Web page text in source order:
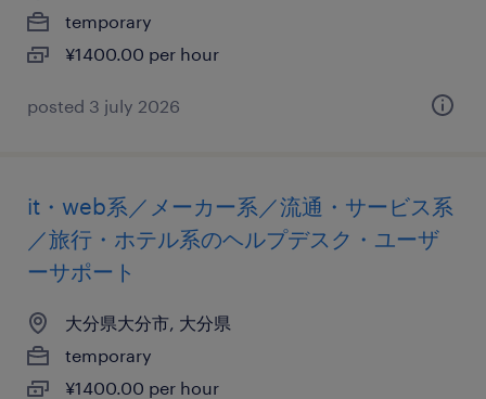
temporary
¥1400.00 per hour
posted 3 july 2026
it・web系／メーカー系／流通・サービス系
／旅行・ホテル系のヘルプデスク・ユーザ
ーサポート
大分県大分市, 大分県
temporary
¥1400.00 per hour